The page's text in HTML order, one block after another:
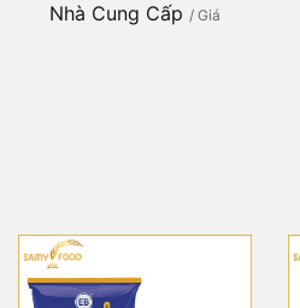
Nhà Cung Cấp / Giá